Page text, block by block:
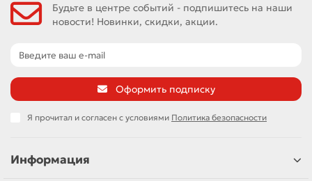
Будьте в центре событий - подпишитесь на наши
новости! Новинки, скидки, акции.
Оформить подписку
Я прочитал и согласен с условиями Политика безопасности
Информация